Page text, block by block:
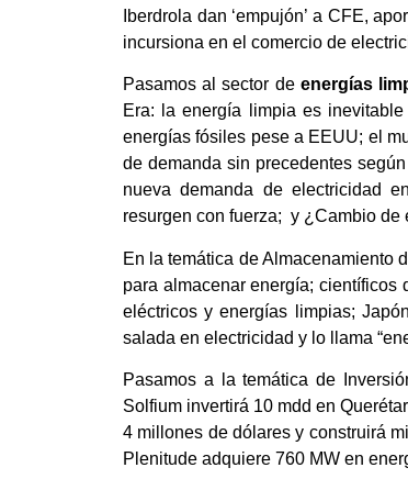
Iberdrola dan ‘empujón’ a CFE,
incursiona en el comercio de
Pasamos al sector de energías
Era: la energía limpia es
energías fósiles pese a EEUU; el
de demanda sin precedentes
nueva demanda de electricidad
resurgen con fuerza; y ¿Cambio
En la temática de Almacenamiento
para almacenar energía; científicos
eléctricos y energías limpias;
salada en electricidad y lo llama
Pasamos a la temática de
Solfium invertirá 10 mdd en
4 millones de dólares y construirá
Plenitude adquiere 760 MW en